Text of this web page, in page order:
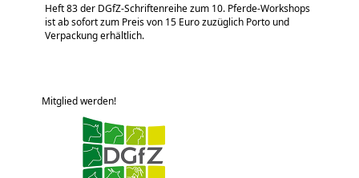
Heft 83 der DGfZ-Schriftenreihe zum 10. Pferde-Workshops
ist ab sofort zum Preis von 15 Euro zuzüglich Porto und
Verpackung erhältlich.
Mitglied werden!